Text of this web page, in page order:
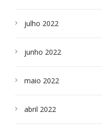
julho 2022
junho 2022
maio 2022
abril 2022